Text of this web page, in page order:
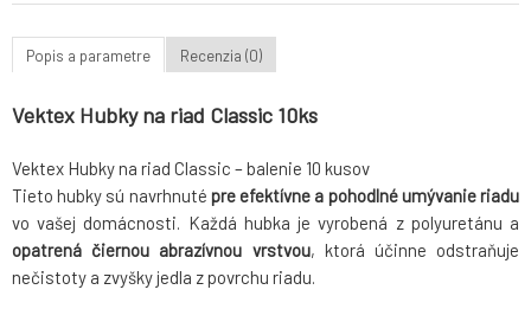
Popis a parametre Recenzia (0)
Vektex Hubky na riad Classic 10ks
Vektex Hubky na riad Classic – balenie 10 kusov
Tieto hubky sú navrhnuté pre efektívne a pohodlné umývanie riadu
vo vašej domácnosti. Každá hubka je vyrobená z polyuretánu a
opatrená čiernou abrazívnou vrstvou, ktorá účinne odstraňuje
nečistoty a zvyšky jedla z povrchu riadu.​